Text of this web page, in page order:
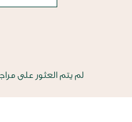
لم يتم العثور على